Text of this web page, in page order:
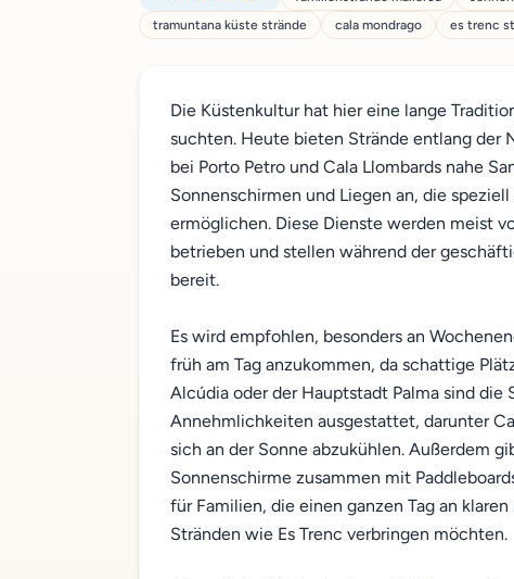
tramuntana küste strände
cala mondrago es trenc
Die Küstenkultur hat hier eine lange
suchten. Heute bieten Strände entlang der
bei Porto Petro und Cala Llombards nahe
Sonnenschirmen und Liegen an, die
ermöglichen. Diese Dienste werden meist
betrieben und stellen während der
bereit.
Es wird empfohlen, besonders an
früh am Tag anzukommen, da schattige
Alcúdia oder der Hauptstadt Palma sind
Annehmlichkeiten ausgestattet, darunter
sich an der Sonne abzukühlen. Außerdem
Sonnenschirme zusammen mit
für Familien, die einen ganzen Tag an
Stränden wie Es Trenc verbringen möchten.